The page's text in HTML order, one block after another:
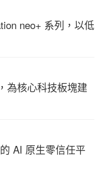
neo+ 系列，以低
為核心科技板塊建
AI 原生零信任平